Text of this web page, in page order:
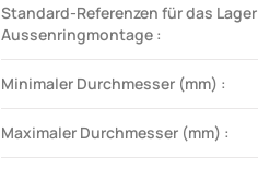
Standard-Referenzen für das Lager
Aussenringmontage :
Minimaler Durchmesser (mm) :
Maximaler Durchmesser (mm) :